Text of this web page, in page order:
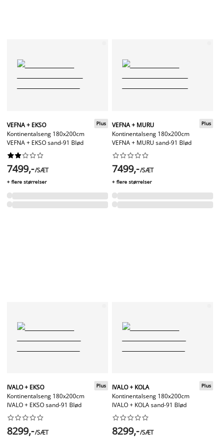
VEFNA + EKSO
Kontinentalseng 180x200cm
VEFNA + EKSO sand-91 Blød
Plus






7499,-/SÆT
+ flere størrelser
VEFNA + MURU
Kontinentalseng 180x200cm
VEFNA + MURU sand-91 Blød
Plus






7499,-/SÆT
+ flere størrelser
IVALO + EKSO
Kontinentalseng 180x200cm
IVALO + EKSO sand-91 Blød
Plus






8299,-/SÆT
IVALO + KOLA
Kontinentalseng 180x200cm
IVALO + KOLA sand-91 Blød
Plus






8299,-/SÆT